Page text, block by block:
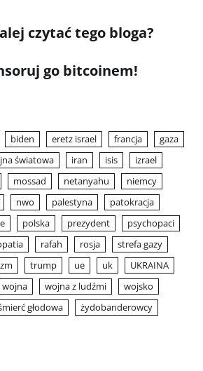
czytać tego bloga?
go bitcoinem!
biden eretz israel francja
gaza
światowa iran isis
izrael
mossad netanyahu
niemcy
nwo palestyna
patokracja
polska prezydent
psychopaci
rafah rosja
strefa gazy
trump ue uk
UKRAINA
wojna wojna z ludźmi
wojsko
głodowa
żydobanderowcy